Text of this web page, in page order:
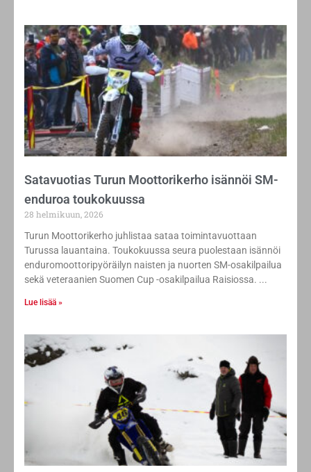
Satavuotias Turun Moottorikerho isännöi SM-
enduroa toukokuussa
28 helmikuun, 2026
Turun Moottorikerho juhlistaa sataa toimintavuottaan
Turussa lauantaina. Toukokuussa seura puolestaan isännöi
enduromoottoripyöräilyn naisten ja nuorten SM-osakilpailua
sekä veteraanien Suomen Cup -osakilpailua Raisiossa.
Lue lisää »